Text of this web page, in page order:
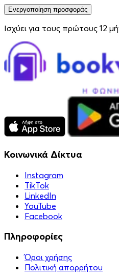
Ενεργοποίηση προσφοράς
Ισχύει για τους πρώτους 12
Κοινωνικά Δίκτυα
Instagram
TikTok
LinkedIn
YouTube
Facebook
Πληροφορίες
Όροι χρήσης
Πολιτική απορρήτου